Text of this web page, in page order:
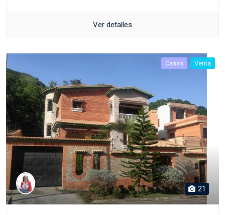
Ver detalles
Casas Venta
21